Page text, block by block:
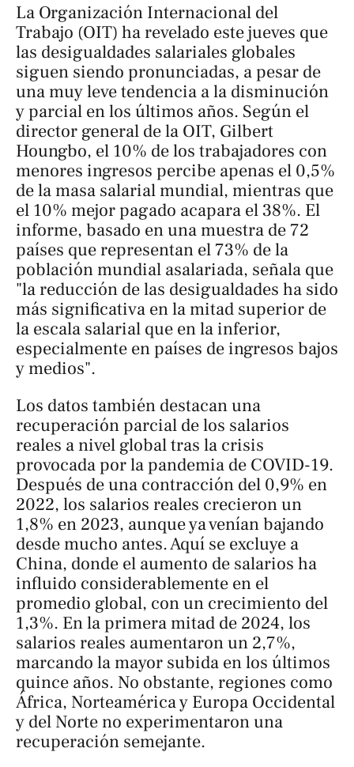
La Organización Internacional del
Trabajo (OIT) ha revelado este jueves que
las desigualdades salariales globales
siguen siendo pronunciadas, a pesar de
una muy leve tendencia a la disminución
y parcial en los últimos años. Según el
director general de la OIT, Gilbert
Houngbo, el 10% de los trabajadores con
menores ingresos percibe apenas el 0,5%
de la masa salarial mundial, mientras que
el 10% mejor pagado acapara el 38%. El
informe, basado en una muestra de 72
países que representan el 73% de la
población mundial asalariada, señala que
"la reducción de las desigualdades ha sido
más significativa en la mitad superior de
la escala salarial que en la inferior,
especialmente en países de ingresos bajos
y medios".
Los datos también destacan una
recuperación parcial de los salarios
reales a nivel global tras la crisis
provocada por la pandemia de COVID-19.
Después de una contracción del 0,9% en
2022, los salarios reales crecieron un
1,8% en 2023, aunque ya venían bajando
desde mucho antes. Aquí se excluye a
China, donde el aumento de salarios ha
influido considerablemente en el
promedio global, con un crecimiento del
1,3%. En la primera mitad de 2024, los
salarios reales aumentaron un 2,7%,
marcando la mayor subida en los últimos
quince años. No obstante, regiones como
África, Norteamérica y Europa Occidental
y del Norte no experimentaron una
recuperación semejante.